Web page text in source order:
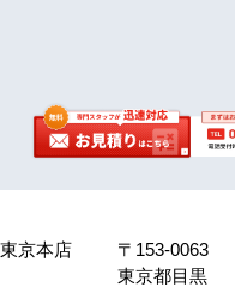
東京本店
〒153-0063
東京都目黒